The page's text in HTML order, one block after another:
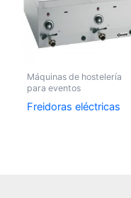
Máquinas de hostelería
para eventos
Freidoras eléctricas